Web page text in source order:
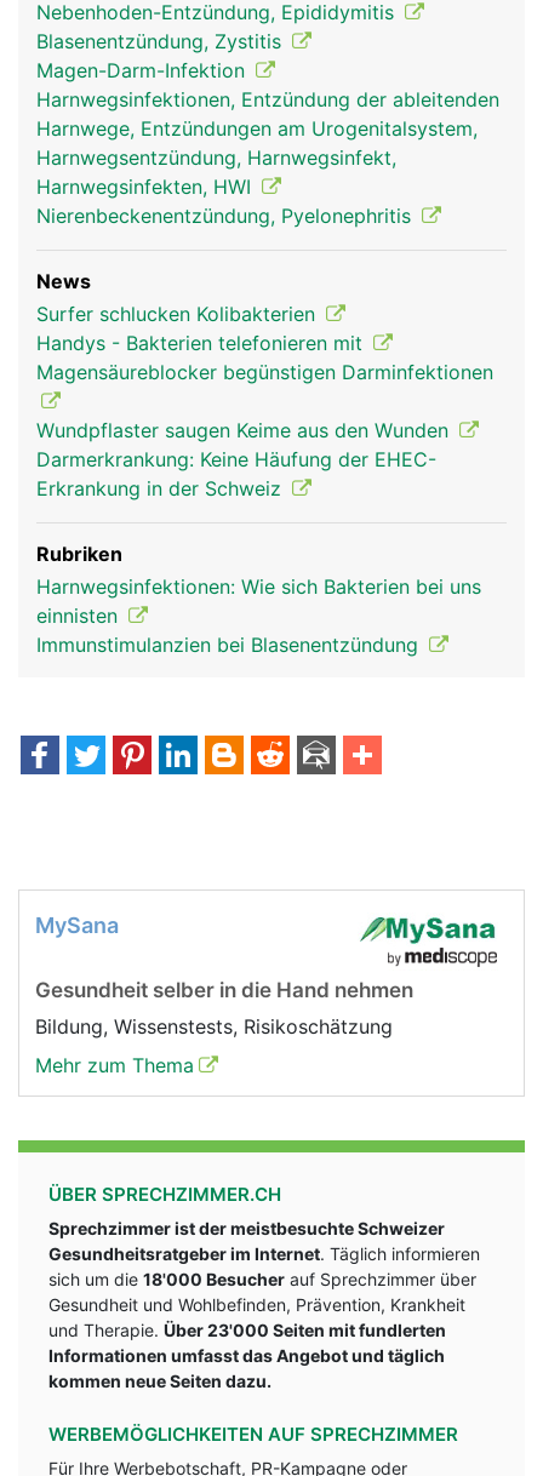
Nebenhoden-Entzündung, Epididymitis
Blasenentzündung, Zystitis
Magen-Darm-Infektion
Harnwegsinfektionen, Entzündung der ableitenden
Harnwege, Entzündungen am Urogenitalsystem,
Harnwegsentzündung, Harnwegsinfekt,
Harnwegsinfekten, HWI
Nierenbeckenentzündung, Pyelonephritis
News
Surfer schlucken Kolibakterien
Handys - Bakterien telefonieren mit
Magensäureblocker begünstigen Darminfektionen
Wundpflaster saugen Keime aus den Wunden
Darmerkrankung: Keine Häufung der EHEC-
Erkrankung in der Schweiz
Rubriken
Harnwegsinfektionen: Wie sich Bakterien bei uns
einnisten
Immunstimulanzien bei Blasenentzündung
MySana
Gesundheit selber in die Hand nehmen
Bildung, Wissenstests, Risikoschätzung
Mehr zum Thema
ÜBER SPRECHZIMMER.CH
Sprechzimmer ist der meistbesuchte Schweizer
Gesundheitsratgeber im Internet. Täglich informieren
sich um die 18'000 Besucher auf Sprechzimmer über
Gesundheit und Wohlbefinden, Prävention, Krankheit
und Therapie. Über 23'000 Seiten mit fundlerten
Informationen umfasst das Angebot und täglich
kommen neue Seiten dazu.
WERBEMÖGLICHKEITEN AUF SPRECHZIMMER
Für Ihre Werbebotschaft, PR-Kampagne oder